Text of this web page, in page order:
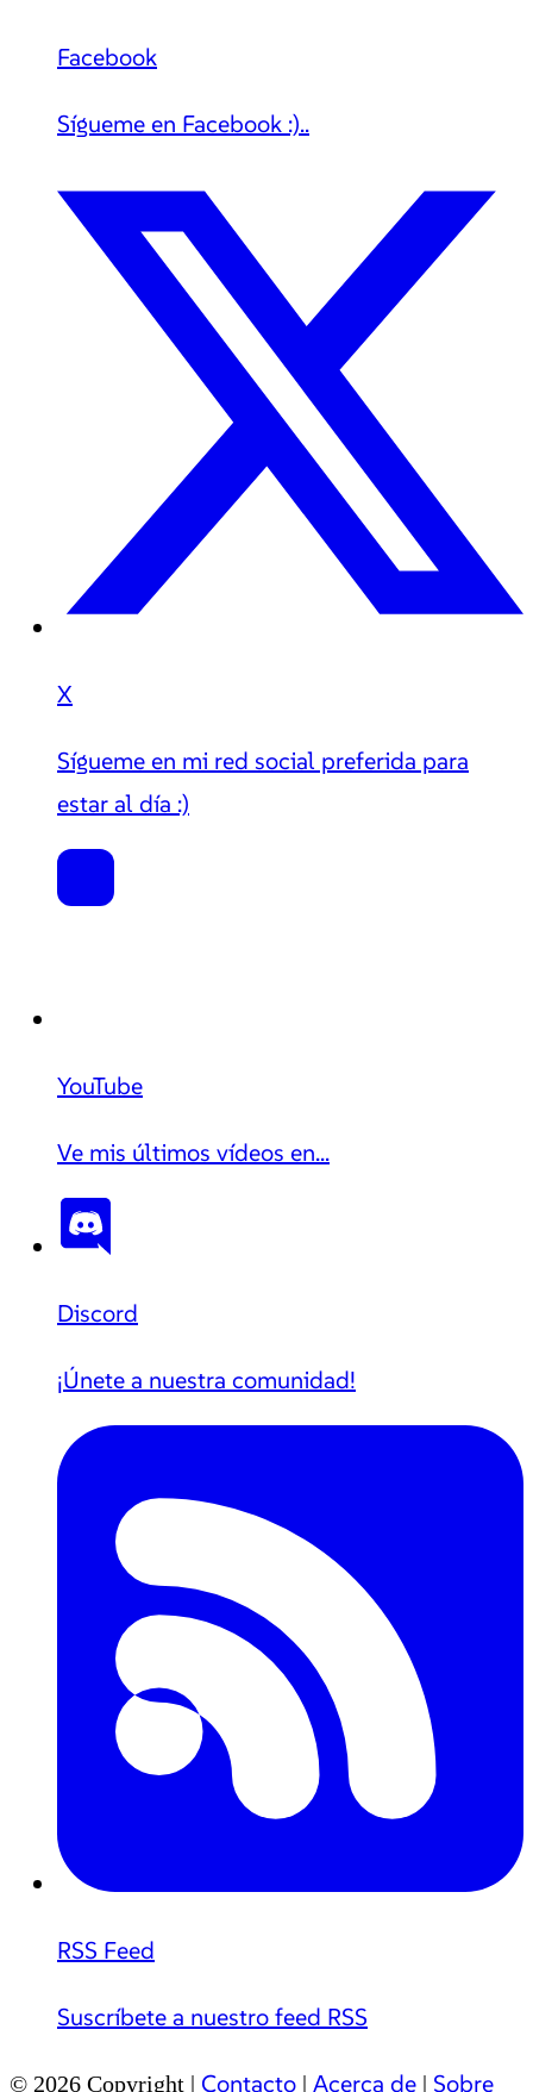
Facebook
Sígueme en Facebook :)..
X
Sígueme en mi red social preferida para
estar al día :)
YouTube
Ve mis últimos vídeos en...
Discord
¡Únete a nuestra comunidad!
RSS Feed
Suscríbete a nuestro feed RSS
© 2026 Copyright | Contacto | Acerca de | Sobre